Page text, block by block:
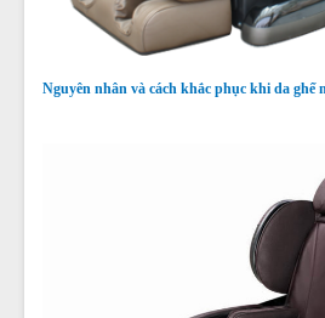
Nguyên nhân và cách khắc phục khi da ghế